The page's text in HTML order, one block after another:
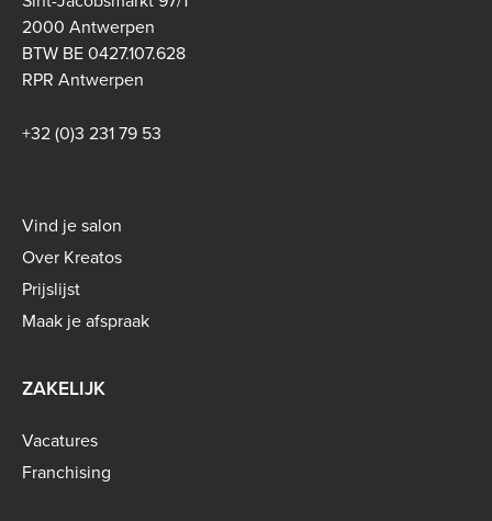
2000 Antwerpen
BTW BE 0427.107.628
RPR Antwerpen
+32 (0)3 231 79 53
Footer
menu
-
B2C
Vind je salon
Over Kreatos
Prijslijst
Maak je afspraak
ZAKELIJK
Vacatures
Franchising